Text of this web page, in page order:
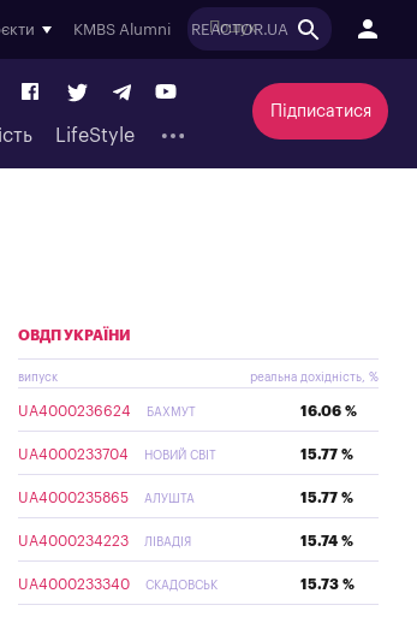
KMBS Alumni REACTOR.UA
LifeStyle
Підписатися
ОВДП УКРАЇНИ
випуск реальна дохідність, %
UA4000236624 БАХМУТ 16.06 %
UA4000233704 НОВИЙ СВІТ 15.77 %
UA4000235865 АЛУШТА 15.77 %
UA4000234223 ЛІВАДІЯ 15.74 %
UA4000233340 СКАДОВСЬК 15.73 %